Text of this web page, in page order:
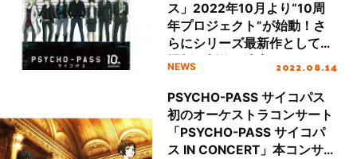
ス」2022年10月より“10周
年プロジェクト”が始動！さ
らにシリーズ最新作として劇
場版の制作が決定！
NEWS 2022.08.14
PSYCHO-PASS サイコパス
初のオーケストラコンサート
「PSYCHO-PASS サイコパ
ス IN CONCERT」本コンサー